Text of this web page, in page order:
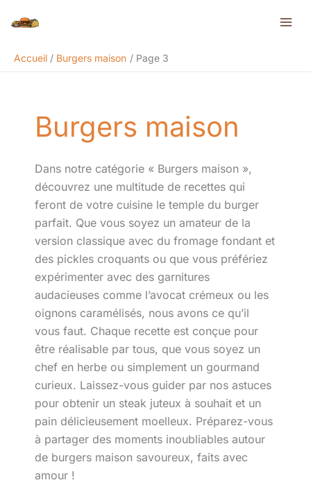
Accueil
Burgers maison Page 3
Burgers maison
Dans notre catégorie « Burgers maison »,
découvrez une multitude de recettes qui
feront de votre cuisine le temple du burger
parfait. Que vous soyez un amateur de la
version classique avec du fromage fondant et
des pickles croquants ou que vous préfériez
expérimenter avec des garnitures
audacieuses comme l’avocat crémeux ou les
oignons caramélisés, nous avons ce qu’il
vous faut. Chaque recette est conçue pour
être réalisable par tous, que vous soyez un
chef en herbe ou simplement un gourmand
curieux. Laissez-vous guider par nos astuces
pour obtenir un steak juteux à souhait et un
pain délicieusement moelleux. Préparez-vous
à partager des moments inoubliables autour
de burgers maison savoureux, faits avec
amour !